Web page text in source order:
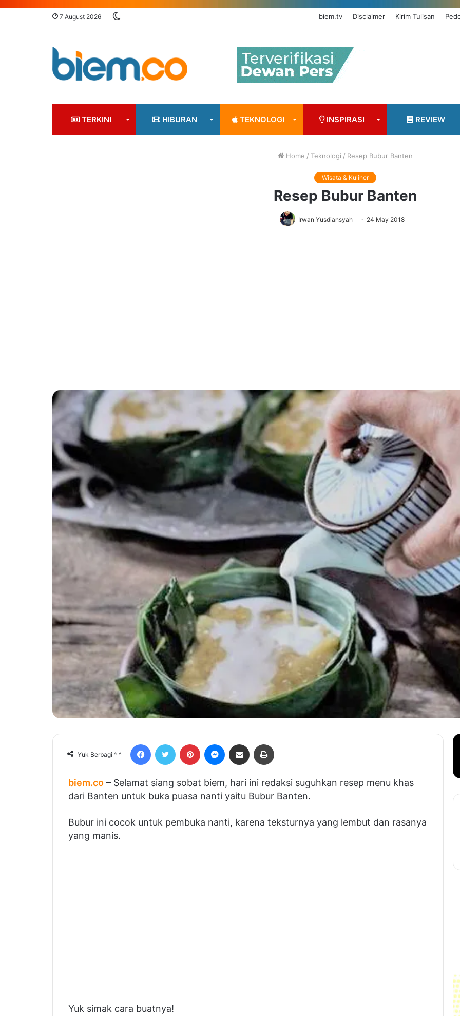
7 August 2026
Switch
biem.tv Disclaimer Kirim Tulisan
TERKINI HIBURAN TEKNOLOGI INSPIRASI REVIEW
Home /Teknologi Resep Bubur Banten
Wisata & Kuliner
Resep Bubur Banten
Irwan Yusdiansyah 24 May 2018
Yuk Berbagi ^_^
biem.co– Selamat siang sobat biem, hari ini redaksi suguhkan resep menu khas dari Banten
untuk buka puasa nanti yaitu Bubur Banten.
Bubur ini cocok untuk pembuka nanti, karena teksturnya yang lembut dan rasanya yang
manis.
Yuk simak cara buatnya!